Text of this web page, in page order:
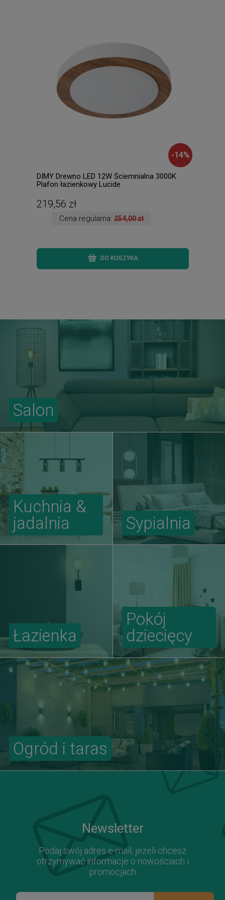
-14%
DIMY Drewno LED 12W Ściemnialna 3000K
Plafon łazienkowy Lucide
219,56 zł
Cena regularna:254,00 zł
DO KOSZYKA
Salon
Kuchnia &
jadalnia
Sypialnia
Ogród i taras
Łazienka
Pokój
dziecięcy
Newsletter
Podaj swój adres e-mail, jeżeli chcesz
otrzymywać informacje o nowościach i
promocjach